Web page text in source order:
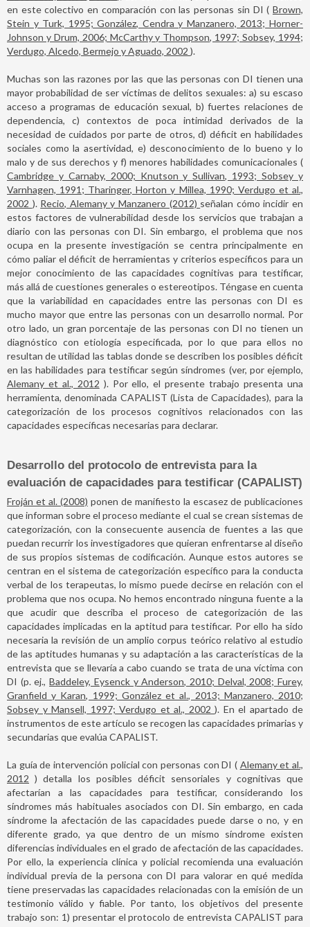
en este colectivo en comparación con las personas sin DI ( Brown,
Stein y Turk, 1995; González, Cendra y Manzanero, 2013; Horner-
Johnson y Drum, 2006; McCarthy y Thompson, 1997; Sobsey, 1994;
Verdugo, Alcedo, Bermejo y Aguado, 2002 ).
Muchas son las razones por las que las personas con DI tienen una
mayor probabilidad de ser víctimas de delitos sexuales: a) su escaso
acceso a programas de educación sexual, b) fuertes relaciones de
dependencia, c) contextos de poca intimidad derivados de la
necesidad de cuidados por parte de otros, d) déficit en habilidades
sociales como la asertividad, e) desconocimiento de lo bueno y lo
malo y de sus derechos y f) menores habilidades comunicacionales (
Cambridge y Carnaby, 2000; Knutson y Sullivan, 1993; Sobsey y
Varnhagen, 1991; Tharinger, Horton y Millea, 1990; Verdugo et al.,
2002 ). Recio, Alemany y Manzanero (2012) señalan cómo incidir en
estos factores de vulnerabilidad desde los servicios que trabajan a
diario con las personas con DI. Sin embargo, el problema que nos
ocupa en la presente investigación se centra principalmente en
cómo paliar el déficit de herramientas y criterios específicos para un
mejor conocimiento de las capacidades cognitivas para testificar,
más allá de cuestiones generales o estereotipos. Téngase en cuenta
que la variabilidad en capacidades entre las personas con DI es
mucho mayor que entre las personas con un desarrollo normal. Por
otro lado, un gran porcentaje de las personas con DI no tienen un
diagnóstico con etiología especificada, por lo que para ellos no
resultan de utilidad las tablas donde se describen los posibles déficit
en las habilidades para testificar según síndromes (ver, por ejemplo,
Alemany et al., 2012 ). Por ello, el presente trabajo presenta una
herramienta, denominada CAPALIST (Lista de Capacidades), para la
categorización de los procesos cognitivos relacionados con las
capacidades específicas necesarias para declarar.
Desarrollo del protocolo de entrevista para la
evaluación de capacidades para testificar (CAPALIST)
Froján et al. (2008) ponen de manifiesto la escasez de publicaciones
que informan sobre el proceso mediante el cual se crean sistemas de
categorización, con la consecuente ausencia de fuentes a las que
puedan recurrir los investigadores que quieran enfrentarse al diseño
de sus propios sistemas de codificación. Aunque estos autores se
centran en el sistema de categorización específico para la conducta
verbal de los terapeutas, lo mismo puede decirse en relación con el
problema que nos ocupa. No hemos encontrado ninguna fuente a la
que acudir que describa el proceso de categorización de las
capacidades implicadas en la aptitud para testificar. Por ello ha sido
necesaria la revisión de un amplio corpus teórico relativo al estudio
de las aptitudes humanas y su adaptación a las características de la
entrevista que se llevaría a cabo cuando se trata de una víctima con
DI (p. ej.,Baddeley, Eysenck y Anderson, 2010; Delval, 2008; Furey,
Granfield y Karan, 1999; González et al., 2013; Manzanero, 2010;
Sobsey y Mansell, 1997; Verdugo et al., 2002 ). En el apartado de
instrumentos de este artículo se recogen las capacidades primarias y
secundarias que evalúa CAPALIST.
La guía de intervención policial con personas con DI ( Alemany et al.,
2012 ) detalla los posibles déficit sensoriales y cognitivas que
afectarían a las capacidades para testificar, considerando los
síndromes más habituales asociados con DI. Sin embargo, en cada
síndrome la afectación de las capacidades puede darse o no, y en
diferente grado, ya que dentro de un mismo síndrome existen
diferencias individuales en el grado de afectación de las capacidades.
Por ello, la experiencia clínica y policial recomienda una evaluación
individual previa de la persona con DI para valorar en qué medida
tiene preservadas las capacidades relacionadas con la emisión de un
testimonio válido y fiable. Por tanto, los objetivos del presente
trabajo son: 1) presentar el protocolo de entrevista CAPALIST para